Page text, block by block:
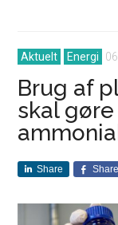
Aktuelt Energi
Brug af
skal
Share Share